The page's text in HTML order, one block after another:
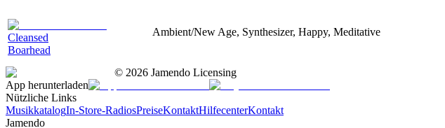
Cleansed
Boarhead
Ambient/New Age, Synthesizer, Happy, Meditative
© 2026 Jamendo Licensing
App herunterladen
Nützliche Links
MusikkatalogIn-Store-RadiosPreiseKontaktHilfecenterKontakt
Jamendo